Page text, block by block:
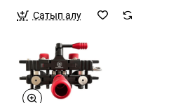
Сатып алу